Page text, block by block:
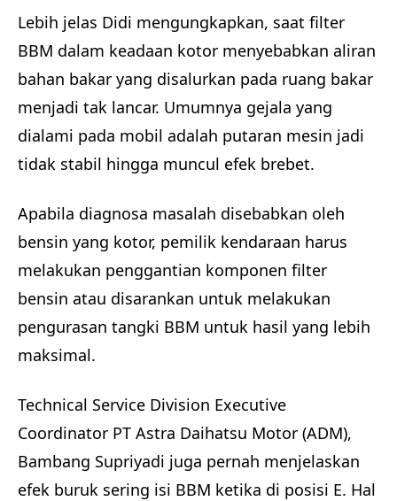
Lebih jelas Didi mengungkapkan, saat filter
BBM dalam keadaan kotor menyebabkan aliran
bahan bakar yang disalurkan pada ruang bakar
menjadi tak lancar. Umumnya gejala yang
dialami pada mobil adalah putaran mesin jadi
tidak stabil hingga muncul efek brebet.
Apabila diagnosa masalah disebabkan oleh
bensin yang kotor, pemilik kendaraan harus
melakukan penggantian komponen filter
bensin atau disarankan untuk melakukan
pengurasan tangki BBM untuk hasil yang lebih
maksimal.
Technical Service Division Executive
Coordinator PT Astra Daihatsu Motor (ADM),
Bambang Supriyadi juga pernah menjelaskan
efek buruk sering isi BBM ketika di posisi E. Hal